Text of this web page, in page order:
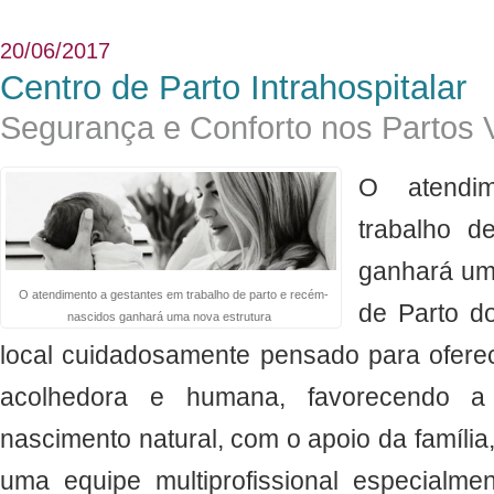
20/06/2017
Centro de Parto Intrahospitalar
Segurança e Conforto nos Partos
O atendimento a gestantes em trabalho de parto e recém-
nascidos ganhará uma nova estrutura
O
trabalho
ganhará
de Parto
local cuidadosamente pensado para
acolhedora e humana, favorecendo
nascimento natural, com o apoio da
uma equipe multiprofissional